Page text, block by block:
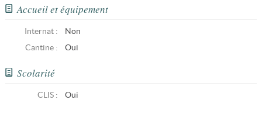
Accueil et équipement
Internat :
Non
Cantine :
Oui
Scolarité
CLIS: Oui